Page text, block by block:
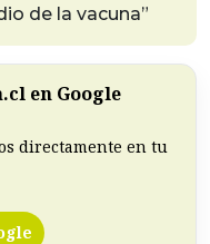
de la vacuna”
en Google
directamente en tu